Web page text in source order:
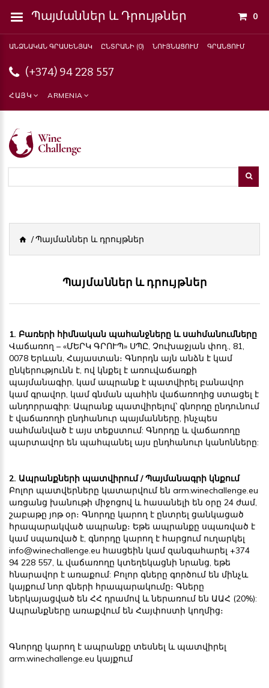
ԱՆՁՆԱԿԱՆ ԳՐԱՍԵՆՅԱԿ ԸՆՏՐԱՆԻ (0) ՆՈՒՅՆԱՑՈՒՄ ԳՐԱՆՑՈՒՄ
(+374) 94 228 557
0
ՀԱՅԿ ARMENIA
Պայմաններ և դրույթներ
Պայմաններ և դրույթներ
1. Բառերի հիմնական պահանջները և սահմանումները
Վաճառող – «ՄԵՐԿ ԳՐՈՒՊ» ՍՊԸ, Չուխաջյան փող., 81,
0078 Երևան, Հայաստան։ Գնորդն այն անձն է կամ
ընկերությունն է, ով կնքել է առուվաճառքի
պայմանագիր, կամ ապրանք է պատվիրել բանավոր
կամ գրավոր, կամ գնման պահին վաճառողից ստացել է
անդորրագիր: Ապրանք պատվիրելով՝ գնորդը ընդունում
է վաճառողի ընդհանուր պայմանները, ինչպես
սահմանված է այս տեքստում: Գնորդը և վաճառողը
պարտավոր են պահպանել այս ընդհանուր կանոնները:
2. Ապրանքների պատվիրում / Պայմանագրի կնքում
Բոլոր պատվերները կատարվում են arm.winechallenge.eu
առցանց խանութի միջոցով և հասանելի են օրը 24 ժամ,
շաբաթը յոթ օր։ Գնորդը կարող է ընտրել ցանկացած
հրապարակված ապրանք։ Եթե ապրանքը սպառված է
կամ սպառված է, գնորդը կարող է հարցում ուղարկել
info@winechallenge.eu հասցեին կամ զանգահարել +374
94 228 557, և վաճառողը կտեղեկացնի նրանց, եթե
հնարավոր է առաքում: Բոլոր գները գործում են մինչև
կայքում նոր գների հրապարակումը։ Գները
ներկայացված են ՀՀ դրամով և ներառում են ԱԱՀ (20%):
Ապրանքները առաքվում են Հայփոստի կողմից։
Գնորդը կարող է ապրանքը տեսնել և պատվիրել
arm.winechallenge.eu կայքում
Պայմաններ ԵՒ Դրույթներ